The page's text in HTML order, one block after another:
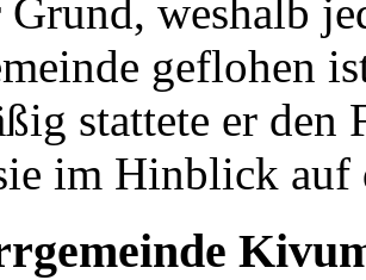
Grund, weshalb
geflohen
stattete er
im Hinblick